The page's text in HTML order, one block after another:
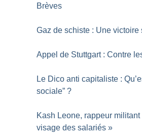
Brèves
Gaz de schiste : Une
Appel de Stuttgart : Contre
Le Dico anti­ capitaliste :
sociale” ?
Kash Leone, rappeur militant
visage des salariés »